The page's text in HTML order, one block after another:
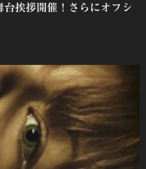
挨拶開催！さらにオフシ